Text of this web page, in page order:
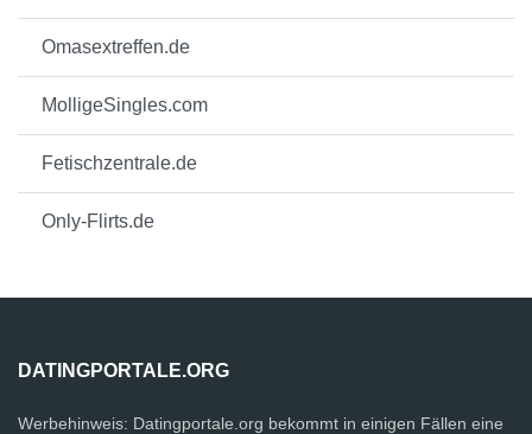
Omasextreffen.de
MolligeSingles.com
Fetischzentrale.de
Only-Flirts.de
DATINGPORTALE.ORG
Werbehinweis: Datingportale.org bekommt in einigen Fällen eine